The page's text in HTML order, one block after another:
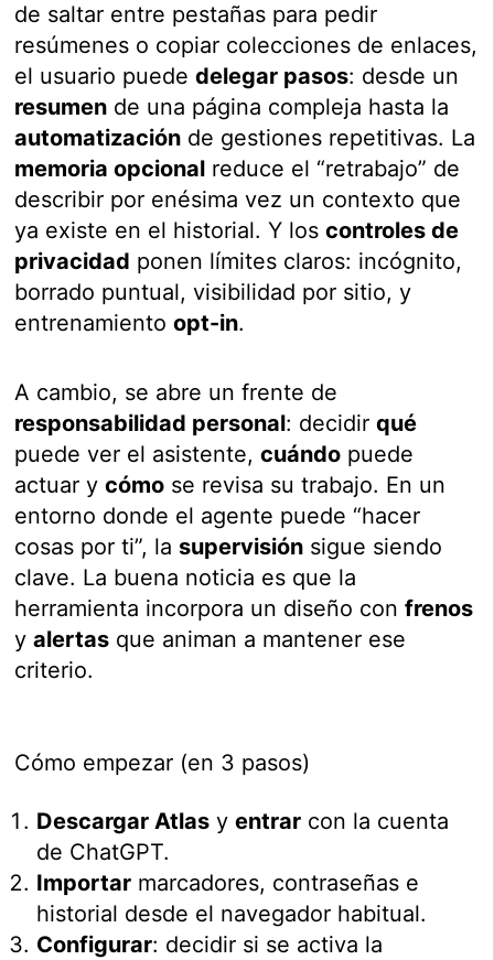
de saltar entre pestañas para pedir
resúmenes o copiar colecciones de enlaces,
el usuario puededelegar pasos: desde un
resumen de una página compleja hasta la
automatización de gestiones repetitivas. La
memoria opcional reduce el “retrabajo” de
describir por enésima vez un contexto que
ya existe en el historial. Y loscontroles de
privacidad ponen límites claros: incógnito,
borrado puntual, visibilidad por sitio, y
entrenamientoopt-in.
A cambio, se abre un frente de
responsabilidad personal: decidirqué
puede ver el asistente,cuándo puede
actuar ycómo se revisa su trabajo. En un
entorno donde el agente puede “hacer
cosas por ti”, la supervisión sigue siendo
clave. La buena noticia es que la
herramienta incorpora un diseño confrenos
yalertas que animan a mantener ese
criterio.
Cómo empezar (en 3 pasos)
Descargar Atlas yentrar con la cuenta
de ChatGPT.
Importar marcadores, contraseñas e
historial desde el navegador habitual.
Configurar: decidir si se activa la